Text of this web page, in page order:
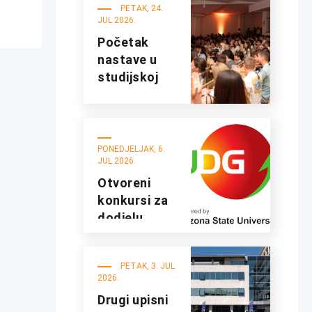
PETAK, 24.
JUL 2026.
Početak
nastave u
studijskoj
PONEDJELJAK, 6.
JUL 2026.
Otvoreni
konkursi za
dodjelu
stipendija za
2026/2027.
PETAK, 3. JUL
2026.
Drugi upisni